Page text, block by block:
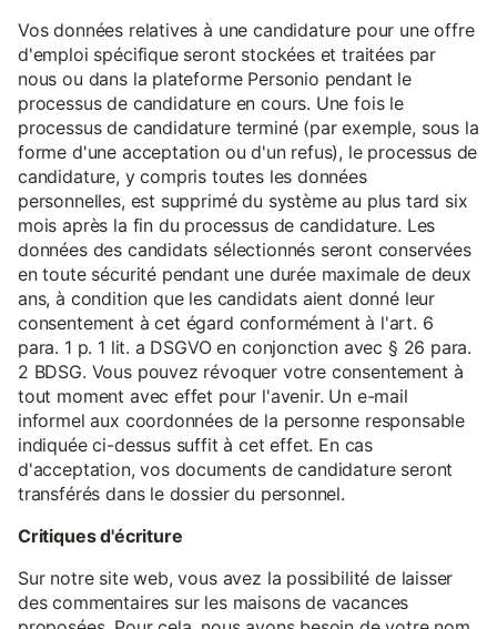
Vos données relatives à une candidature pour une offre
d'emploi spécifique seront stockées et traitées par
nous ou dans la plateforme Personio pendant le
processus de candidature en cours. Une fois le
processus de candidature terminé (par exemple, sous la
forme d'une acceptation ou d'un refus), le processus de
candidature, y compris toutes les données
personnelles, est supprimé du système au plus tard six
mois après la fin du processus de candidature. Les
données des candidats sélectionnés seront conservées
en toute sécurité pendant une durée maximale de deux
ans, à condition que les candidats aient donné leur
consentement à cet égard conformément à l'art. 6
para. 1 p. 1 lit. a DSGVO en conjonction avec § 26 para.
2 BDSG. Vous pouvez révoquer votre consentement à
tout moment avec effet pour l'avenir. Un e-mail
informel aux coordonnées de la personne responsable
indiquée ci-dessus suffit à cet effet. En cas
d'acceptation, vos documents de candidature seront
transférés dans le dossier du personnel.
Critiques d'écriture
Sur notre site web, vous avez la possibilité de laisser
des commentaires sur les maisons de vacances